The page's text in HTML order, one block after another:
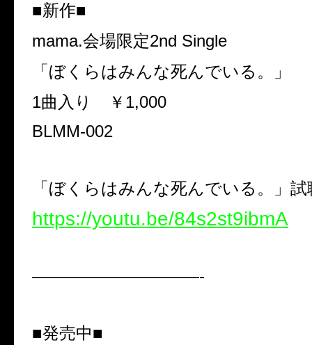
■新作■
mama.会場限定2nd Single
「ぼくらはみんな死んでいる。」
1曲入り ￥1,000
BLMM-002
「ぼくらはみんな死んでいる。」試
https://youtu.be/84s2st9ibmA
——————————-
■発売中■